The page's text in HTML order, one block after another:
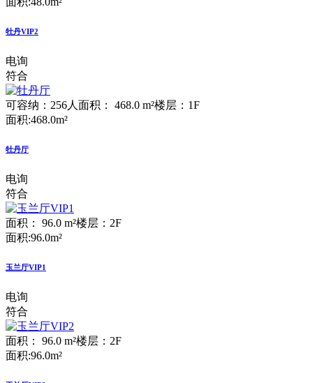
牡丹VIP2
电询
符合
可容纳：256人 面积： 468.0 m²楼层：1F
面积:468.0m²
牡丹厅
电询
符合
面积： 96.0 m²楼层：2F
面积:96.0m²
玉兰厅VIP1
电询
符合
面积： 96.0 m²楼层：2F
面积:96.0m²